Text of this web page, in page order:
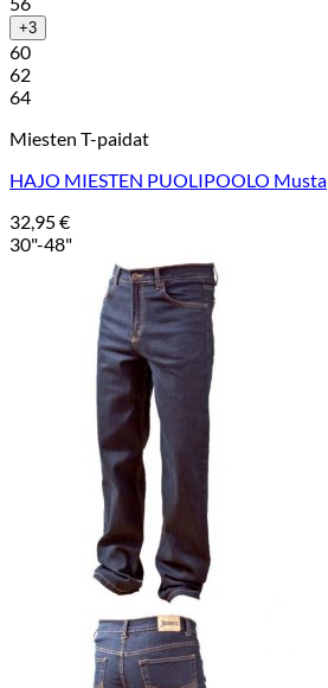
+3
60
62
64
Miesten T-paidat
HAJO MIESTEN PUOLIPOOLO Musta
32,95€
30"-48"